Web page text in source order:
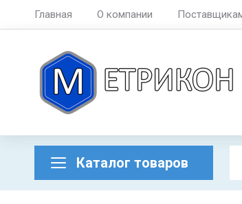
Главная О компании
Каталог товаров